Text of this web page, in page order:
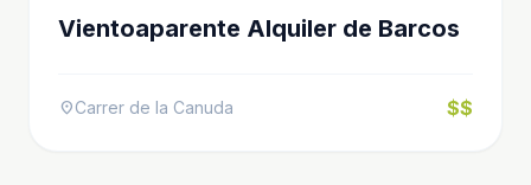
Vientoaparente Alquiler de Barcos
location_onCarrer de la Canuda $$